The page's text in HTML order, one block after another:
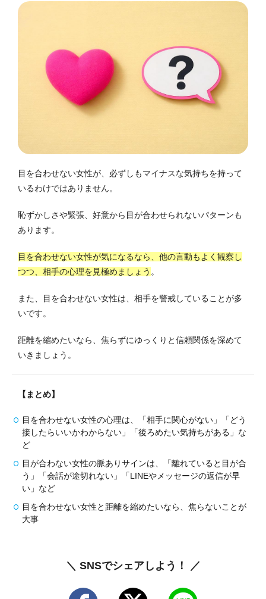
目を合わせない女性が、必ずしもマイナスな気持ちを持って
いるわけではありません。
恥ずかしさや緊張、好意から目が合わせられないパターンも
あります。
目を合わせない女性が気になるなら、他の言動もよく観察し
つつ、相手の心理を見極めましょう 。
また、目を合わせない女性は、相手を警戒していることが多
いです。
距離を縮めたいなら、焦らずにゆっくりと信頼関係を深めて
いきましょう。
【まとめ】
目を合わせない女性の心理は、「相手に関心がない」「どう
接したらいいかわからない」「後ろめたい気持ちがある」な
ど
目が合わない女性の脈ありサインは、「離れていると目が合
う」「会話が途切れない」「LINEやメッセージの返信が早
い」など
目を合わせない女性と距離を縮めたいなら、焦らないことが
大事
＼ SNSでシェアしよう！ ／